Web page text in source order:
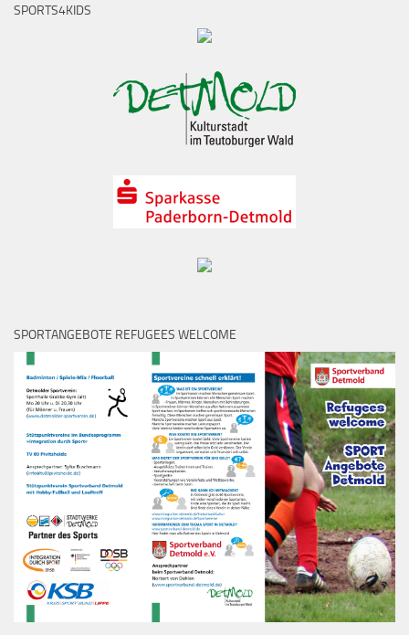
SPORTS4KIDS
SPORTANGEBOTE REFUGEES WELCOME